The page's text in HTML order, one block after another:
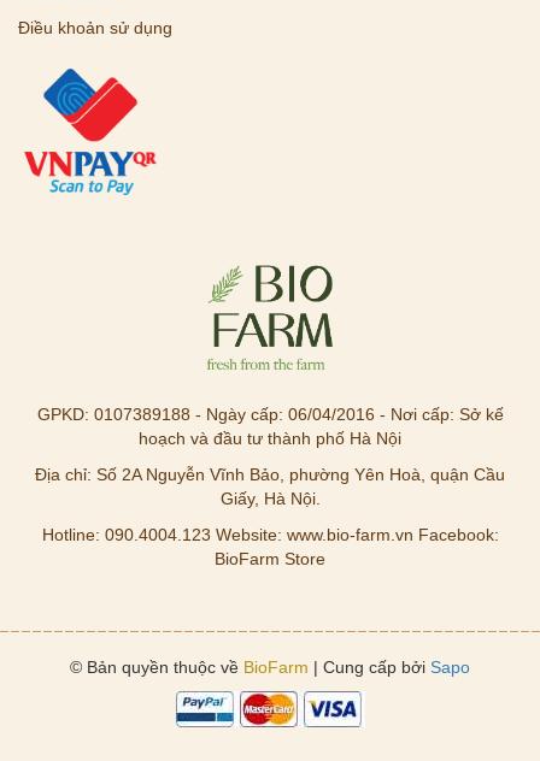
Điều khoản sử dụng
GPKD: 0107389188 - Ngày cấp: 06/04/2016 - Nơi cấp: Sở kế
hoạch và đầu tư thành phố Hà Nội
Địa chỉ: Số 2A Nguyễn Vĩnh Bảo, phường Yên Hoà, quận Cầu
Giấy, Hà Nội.
Hotline: 090.4004.123 Website: www.bio-farm.vn Facebook:
BioFarm Store
© Bản quyền thuộc về BioFarm | Cung cấp bởi Sapo